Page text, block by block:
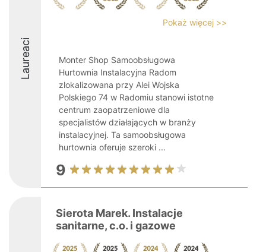
Laureaci
Pokaż więcej >>
Monter Shop Samoobsługowa
Hurtownia Instalacyjna Radom
zlokalizowana przy Alei Wojska
Polskiego 74 w Radomiu stanowi istotne
centrum zaopatrzeniowe dla
specjalistów działających w branży
instalacyjnej. Ta samoobsługowa
hurtownia oferuje szeroki ...
9
Sierota Marek. Instalacje
sanitarne, c.o. i gazowe